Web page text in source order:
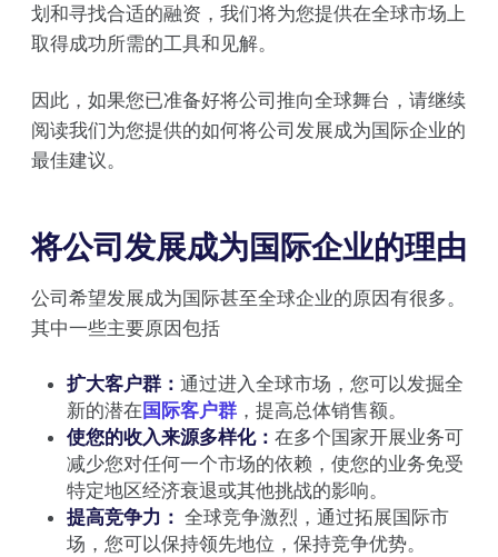
划和寻找合适的融资，我们将为您提供在全球市场上
取得成功所需的工具和见解。
因此，如果您已准备好将公司推向全球舞台，请继续
阅读我们为您提供的如何将公司发展成为国际企业的
最佳建议。
将公司发展成为国际企业的理由
公司希望发展成为国际甚至全球企业的原因有很多。
其中一些主要原因包括
扩大客户群： 通过进入全球市场，您可以发掘全
新的潜在 国际客户群 ，提高总体销售额。
使您的收入来源多样化： 在多个国家开展业务可
减少您对任何一个市场的依赖，使您的业务免受
特定地区经济衰退或其他挑战的影响。
提高竞争力： 全球竞争激烈，通过拓展国际市
场，您可以保持领先地位，保持竞争优势。